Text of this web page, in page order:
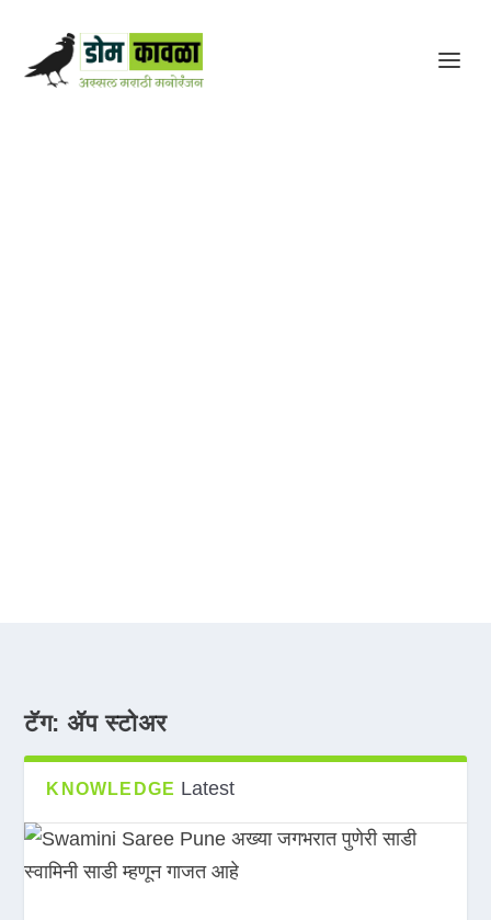
टॅग:ॲप स्टोअर
KNOWLEDGE Latest